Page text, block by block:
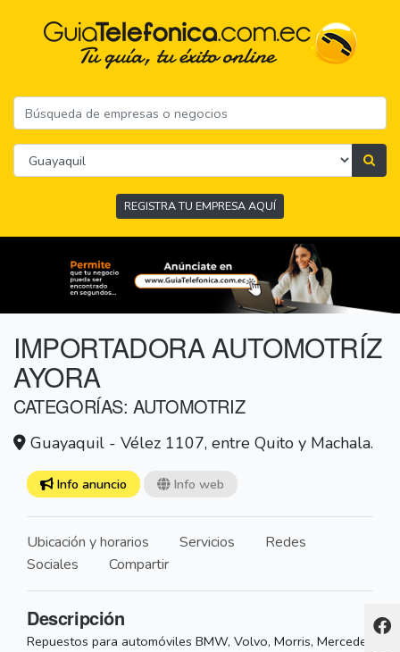
REGISTRA TU EMPRESA AQUÍ
IMPORTADORA AUTOMOTRÍZ
AYORA
CATEGORÍAS: AUTOMOTRIZ
Guayaquil - Vélez 1107, entre Quito y Machala.
Info anuncio Info web
Ubicación y horarios Servicios
Redes
Sociales
Compartir
Descripción
Repuestos para automóviles BMW, Volvo, Morris, Mercedes